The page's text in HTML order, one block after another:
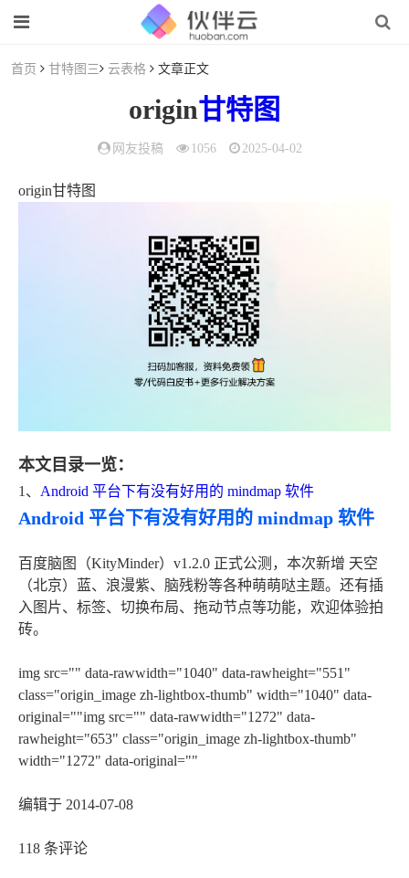
首页 甘特图三 云表格 文章正文
origin甘特图
网友投稿 1056 2025-04-02
origin甘特图
本文目录一览：
1、 Android 平台下有没有好用的 mindmap 软件
Android 平台下有没有好用的 mindmap 软件
百度脑图（KityMinder）v1.2.0 正式公测，本次新增 天空
（北京）蓝、浪漫紫、脑残粉等各种萌萌哒主题。还有插
入图片、标签、切换布局、拖动节点等功能，欢迎体验拍
砖。
img src="" data-rawwidth="1040" data-rawheight="551"
class="origin_image zh-lightbox-thumb" width="1040" data-
original=""img src="" data-rawwidth="1272" data-
rawheight="653" class="origin_image zh-lightbox-thumb"
width="1272" data-original=""
编辑于 2014-07-08
118 条评论